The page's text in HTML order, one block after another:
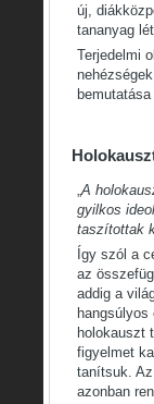
új,
tananyag
Terjedelmi
bemutatása
„A
gyilkos
taszítottak
Így szól a
az
addig a
holokauszt
figyelmet
tanítsuk.
azonban